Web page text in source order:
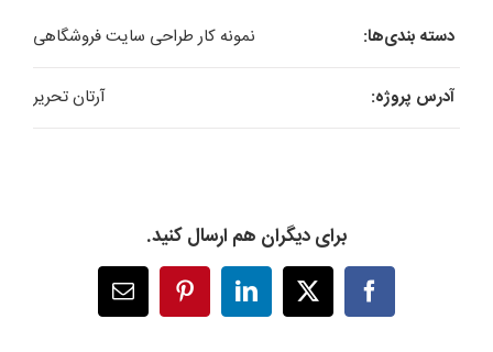
دسته بندی‌ها: نمونه کار طراحی سایت فروشگاهی
آدرس پروژه: آرتان تحریر
برای دیگران هم ارسال کنید.
Facebook
X
LinkedIn
Pinterestپست
الکترونیک